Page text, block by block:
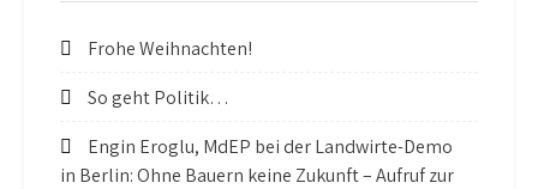
Frohe Weihnachten!
So geht Politik…
Engin Eroglu, MdEP bei der Landwirte-Demo
in Berlin: Ohne Bauern keine Zukunft – Aufruf zur